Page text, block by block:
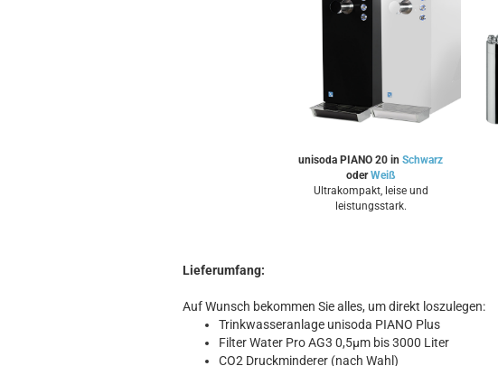
unisoda PIANO 20 inSchwarz
oderWeiß
Ultrakompakt, leise und
leistungsstark.
Lieferumfang:
Auf Wunsch bekommen Sie alles, um direkt loszulegen:
Trinkwasseranlage unisoda PIANO Plus
Filter Water Pro AG3 0,5µm bis 3000 Liter
CO2 Druckminderer (nach Wahl)